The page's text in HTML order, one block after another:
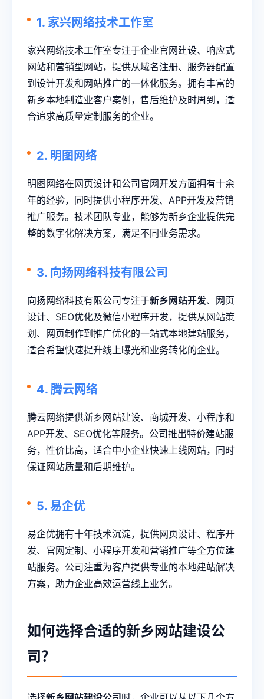
1. 家兴网络技术工作室
家兴网络技术工作室专注于企业官网建设、响应式
网站和营销型网站，提供从域名注册、服务器配置
到设计开发和网站推广的一体化服务。拥有丰富的
新乡本地制造业客户案例，售后维护及时周到，适
合追求高质量定制服务的企业。
2. 明图网络
明图网络在网页设计和公司官网开发方面拥有十余
年的经验，同时提供小程序开发、APP开发及营销
推广服务。技术团队专业，能够为新乡企业提供完
整的数字化解决方案，满足不同业务需求。
3. 向扬网络科技有限公司
向扬网络科技有限公司专注于新乡网站开发、网页
设计、SEO优化及微信小程序开发，提供从网站策
划、网页制作到推广优化的一站式本地建站服务，
适合希望快速提升线上曝光和业务转化的企业。
4. 腾云网络
腾云网络提供新乡网站建设、商城开发、小程序和
APP开发、SEO优化等服务。公司推出特价建站服
务，性价比高，适合中小企业快速上线网站，同时
保证网站质量和后期维护。
5. 易企优
易企优拥有十年技术沉淀，提供网页设计、程序开
发、官网定制、小程序开发和营销推广等全方位建
站服务。公司注重为客户提供专业的本地建站解决
方案，助力企业高效运营线上业务。
如何选择合适的新乡网站建设公
司？